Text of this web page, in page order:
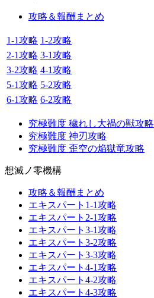
攻略＆報酬まとめ
1-1攻略 1-2攻略
2-1攻略 3-1攻略
3-2攻略 4-1攻略
5-1攻略 5-2攻略
6-1攻略 6-2攻略
究極難度 穢れし大禍の獣攻略
究極難度 神刃攻略
究極難度 歪空の焔獄竜攻略
想滅ノ零機構
攻略＆報酬まとめ
エキスパート1-1攻略
エキスパート2-1攻略
エキスパート3-1攻略
エキスパート3-2攻略
エキスパート3-3攻略
エキスパート4-1攻略
エキスパート4-2攻略
エキスパート4-3攻略